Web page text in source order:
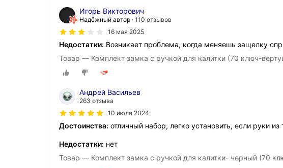
Игорь Викторович
Надёжный автор 110 отзывов
16 мая 2025
Недостатки: Возникает проблема, когда меняешь защелку
Товар — Комплект замка с ручкой для калитки (70 ключ-
Андрей Васильев
263 отзыва
10 июля 2024
Достоинства: отличный набор, легко установить, если руки из
Недостатки: нет
Товар — Комплект замка с ручкой для калитки- черный (70